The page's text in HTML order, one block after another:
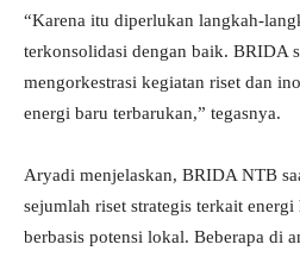
“Karena itu diperlukan langkah-
terkonsolidasi dengan baik. BRIDA
mengorkestrasi kegiatan riset dan
energi baru terbarukan,” tegasnya.
Aryadi menjelaskan, BRIDA NTB
sejumlah riset strategis terkait
berbasis potensi lokal. Beberapa di